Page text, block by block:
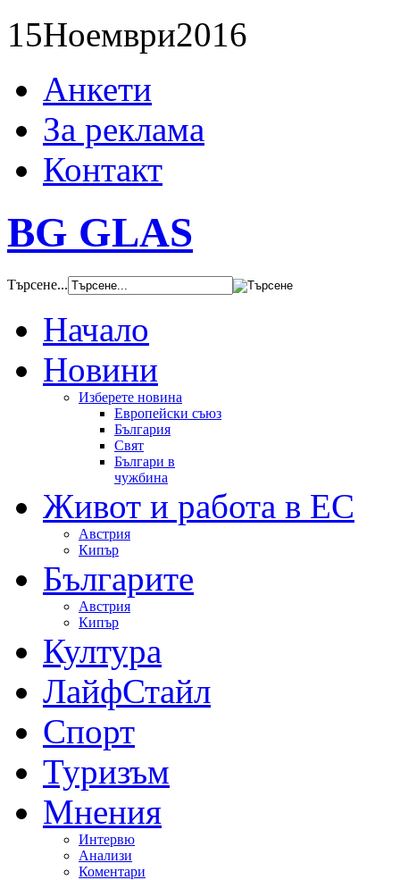
15Ноември2016
Анкети
За реклама
Контакт
BG GLAS
Търсене...
Начало
Новини
Изберете новина
Европейски съюз
България
Свят
Българи в
чужбина
Живот и работа в ЕС
Австрия
Кипър
Българите
Австрия
Кипър
Култура
ЛайфСтайл
Спорт
Туризъм
Мнения
Интервю
Анализи
Коментари